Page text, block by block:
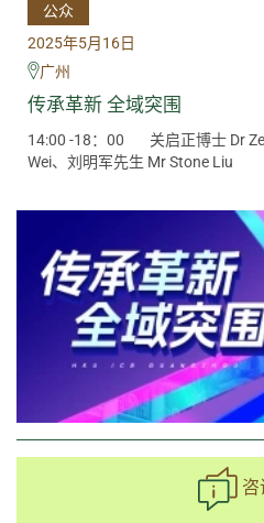
公众
2025年5月16日
广州
传承革新 全域突围
14:00 -18：00
关启正博士 Dr
Wei、刘明军先生 Mr Stone Liu
咨